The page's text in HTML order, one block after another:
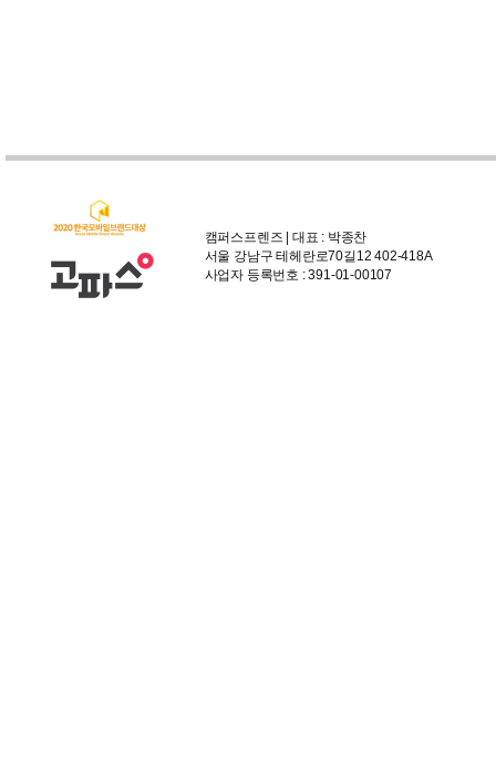
캠퍼스프렌즈 | 대표 : 박종찬
서울 강남구 테헤란로70길12 402-418A
사업자 등록번호 : 391-01-00107